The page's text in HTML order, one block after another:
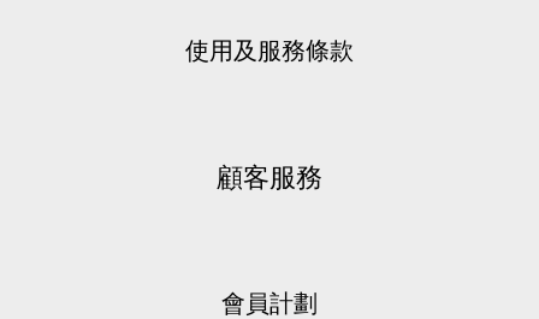
使用及服務條款
顧客服務
會員計劃